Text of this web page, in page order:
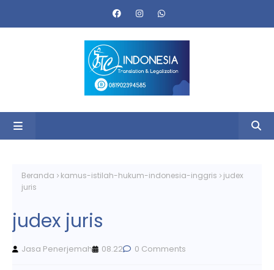
Beranda kamus-istilah-hukum-indonesia-inggris
judex
juris
judex juris
Jasa Penerjemah 08.22 0 Comments